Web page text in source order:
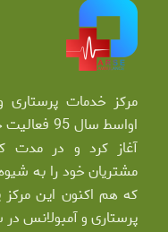
مرکز خدمات
اواسط
آغاز کرد و در مدت
مشتریان خود را به
که هم اکنون این مرکز
پرستاری و آمبولانس